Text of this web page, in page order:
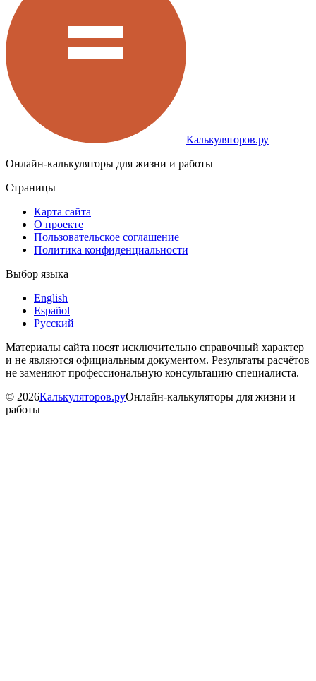
Калькуляторов.ру
Онлайн-калькуляторы для жизни и работы
Страницы
Карта сайта
О проекте
Пользовательское соглашение
Политика конфиденциальности
Выбор языка
English
Español
Русский
Материалы сайта носят исключительно справочный характер
и не являются официальным документом. Результаты расчётов
не заменяют профессиональную консультацию специалиста.
© 2026Калькуляторов.руОнлайн-калькуляторы для жизни и
работы